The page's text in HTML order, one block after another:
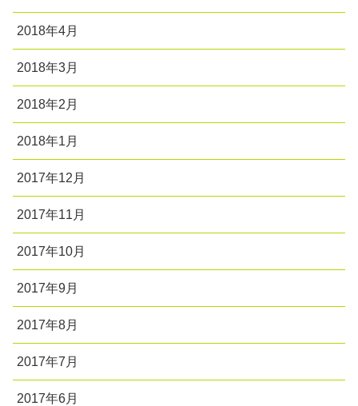
2018年4月
2018年3月
2018年2月
2018年1月
2017年12月
2017年11月
2017年10月
2017年9月
2017年8月
2017年7月
2017年6月